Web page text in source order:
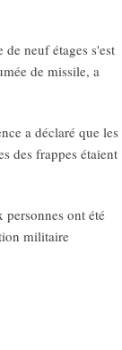
neuf étages s'est
de missile, a
a déclaré que les
des frappes étaient
ont été
militaire